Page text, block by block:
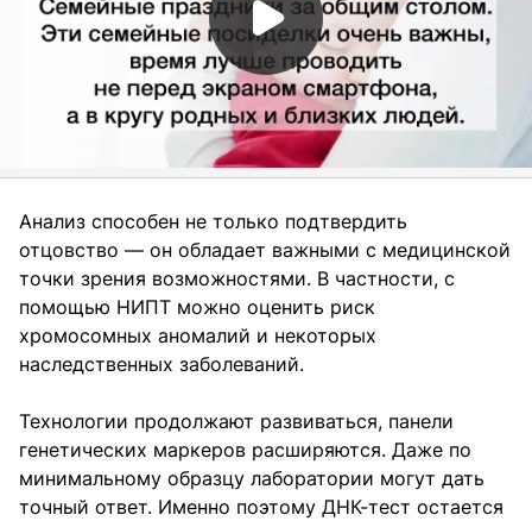
Анализ способен не только подтвердить
отцовство — он обладает важными с медицинской
точки зрения возможностями. В частности, с
помощью НИПТ можно оценить риск
хромосомных аномалий и некоторых
наследственных заболеваний.
Технологии продолжают развиваться, панели
генетических маркеров расширяются. Даже по
минимальному образцу лаборатории могут дать
точный ответ. Именно поэтому ДНК-тест остается